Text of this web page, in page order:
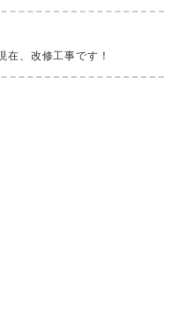
、改修工事です！